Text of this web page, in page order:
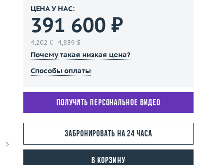
ЦЕНА У НАС:
391 600 ₽
4,202 € 4,839 $
Почему такая низкая цена?
Способы оплаты
Получить персональное видео
Забронировать на 24 часа
В корзину